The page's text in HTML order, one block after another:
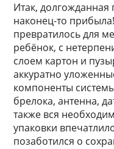
Итак, долгожданная
наконец-то
превратилось для
ребёнок, с
слоем картон и
аккуратно
компоненты
брелока, антенна,
также вся
упаковки
позаботился о